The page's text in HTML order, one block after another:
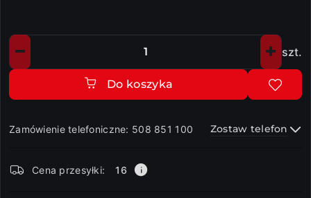
Ilość szt.
Do koszyka
Zamówienie telefoniczne: 508 851 100 Zostaw telefon
i
Cena przesyłki: 16